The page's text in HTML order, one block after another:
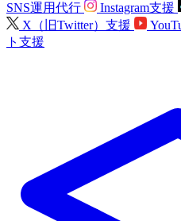
SNS運用代行 Instagram支援
X（旧Twitter）支援
ト支援